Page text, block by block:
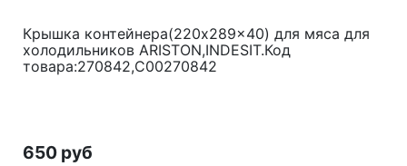
Крышка контейнера(220x289x40) для мяса для
холодильников ARISTON,INDESIT.Код
товара:270842,C00270842
650 руб